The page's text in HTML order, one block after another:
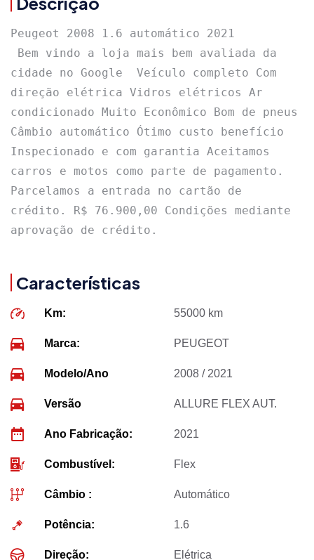
Peugeot 2008 1.6 automático 2021
cidade no Google  Veículo completo Com
direção elétrica Vidros elétricos Ar
condicionado Muito Econômico Bom de pneus
Câmbio automático Ótimo custo benefício
Inspecionado e com garantia Aceitamos
carros e motos como parte de pagamento.
Parcelamos a entrada no cartão de
crédito. R$ 76.900,00 Condições mediante
aprovação de crédito.
Características
Km: 55000 km
Marca: PEUGEOT
Modelo/Ano 2008 / 2021
Versão ALLURE FLEX AUT.
Ano Fabricação: 2021
Combustível: Flex
Câmbio : Automático
Potência: 1.6
Direção: Elétrica